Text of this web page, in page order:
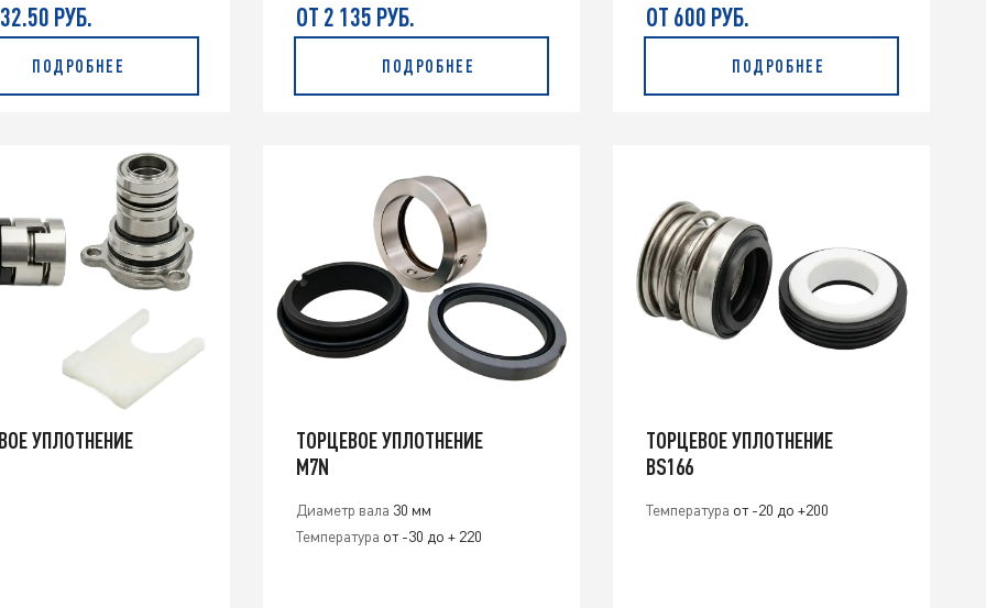
РУБ.
ПОДРОБНЕЕ
ОТ 2 135 РУБ.
ПОДРОБНЕЕ
ОТ 600 РУБ.
ПОДРОБНЕЕ
УПЛОТНЕНИЕ
ТОРЦЕВОЕ УПЛОТНЕНИЕ
M7N
Диаметр вала 30 мм
Температура от -30 до + 220
ТОРЦЕВОЕ УПЛОТНЕНИЕ
BS166
Температура от -20 до +200